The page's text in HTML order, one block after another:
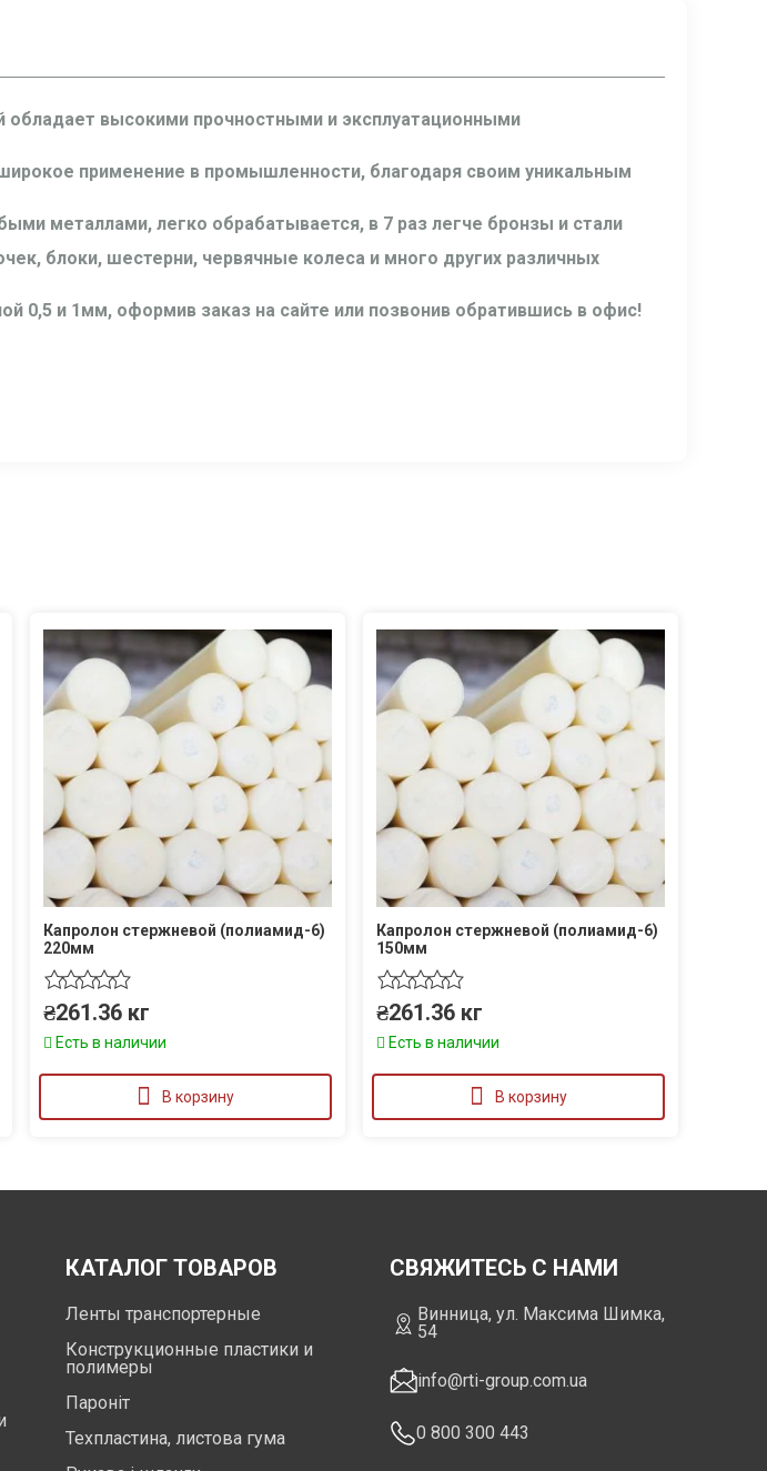
высокими прочностными и эксплуатационными
применение в промышленности, благодаря своим уникальным
металлами, легко обрабатывается, в 7 раз легче бронзы и стали
блоки, шестерни, червячные колеса и много других различных
0,5 и 1мм, оформив заказ на сайте или позвонив обратившись в офис!
Капролон стержневой (полиамид-6)
220мм
₴261.36 кг
Есть в наличии
В корзину
Капролон стержневой (полиамид-6)
150мм
₴261.36 кг
Есть в наличии
В корзину
КАТАЛОГ ТОВАРОВ
Ленты транспортерные
Конструкционные пластики и
полимеры
Пароніт
Техпластина, листова гума
СВЯЖИТЕСЬ С НАМИ
Винница, ул. Максима Шимка,
54
info@rti-group.com.ua
0 800 300 443